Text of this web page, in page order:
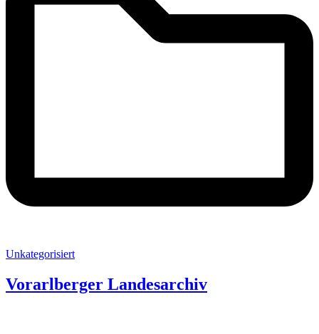
Unkategorisiert
Vorarlberger Landesarchiv